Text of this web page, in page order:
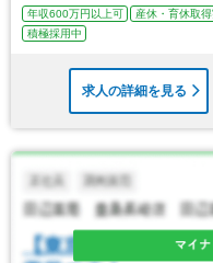
年収600万円以上可 産休・育休取
積極採用中
求人の詳細を見る